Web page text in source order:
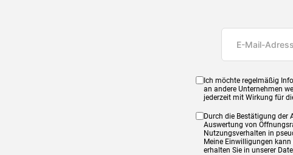
Ich möchte regelmäßig
an andere Unternehmen
jederzeit mit Wirkung für
Durch die Bestätigung der
Auswertung von
Nutzungsverhalten in
Meine Einwilligungen
erhalten Sie in unserer